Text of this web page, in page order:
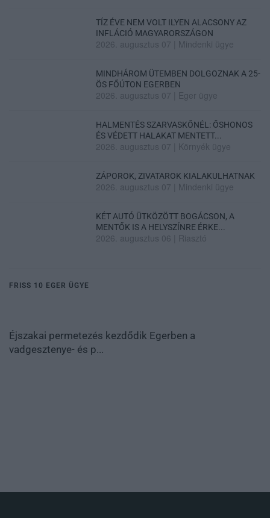
TÍZ ÉVE NEM VOLT ILYEN ALACSONY AZ
INFLÁCIÓ MAGYARORSZÁGON
2026. augusztus 07 Mindenki ügye
MINDHÁROM ÜTEMBEN DOLGOZNAK A 25-
ÖS FŐÚTON EGERBEN
2026. augusztus 07 Eger ügye
HALMENTÉS SZARVASKŐNÉL: ŐSHONOS
ÉS VÉDETT HALAKAT MENTETT...
2026. augusztus 07 Környék ügye
ZÁPOROK, ZIVATAROK KIALAKULHATNAK
2026. augusztus 07 Mindenki ügye
KÉT AUTÓ ÜTKÖZÖTT BOGÁCSON, A
MENTŐK IS A HELYSZÍNRE ÉRKE...
2026. augusztus 06 Riasztó
FRISS 10 EGER ÜGYE
Éjszakai permetezés kezdődik Egerben a
vadgesztenye- és p...